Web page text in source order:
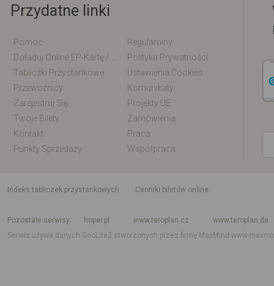
Przydatne linki
Pomoc
Regulaminy
Polityka Prywatności
Tabliczki Przystankowe
Ustawienia Cookies
Przewoźnicy
Komunikaty
Zarejestruj Się
Projekty UE
Twoje Bilety
Zamówienia
Kontakt
Praca
Punkty Sprzedaży
Współpraca
indeks tabliczek przystankowych
Cenniki biletów online
Pozostałe serwisy
hoper.pl www.teroplan.cz
www.teroplan.de
Serwis używa danych GeoLite2 stworzonych przez firmę MaxMind